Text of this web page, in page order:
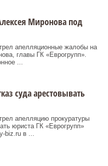
Миронова под
апелляционные жалобы на
главы ГК «Еврогрупп».
...
суда арестовывать
апелляцию прокуратуры
юриста ГК «Еврогрупп»
biz.ru в ...